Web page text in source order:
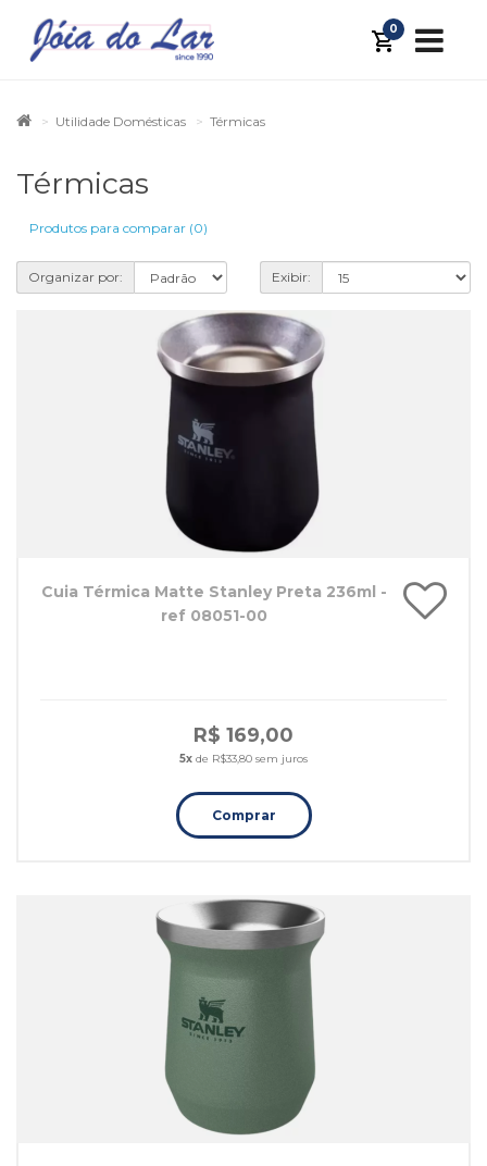
0
Utilidade Domésticas Térmicas
Térmicas
Produtos para comparar (0)
Organizar por: Exibir:
Cuia Térmica Matte Stanley Preta 236ml -
ref 08051-00
R$ 169,00
5x de R$33,80 sem juros
Comprar